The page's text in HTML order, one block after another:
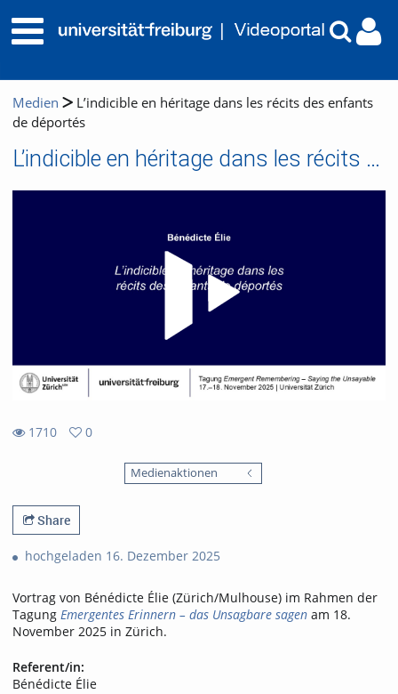
Medien
L’indicible en héritage dans les récits des enfants
de déportés
L’indicible en héritage dans les récits des enfants de déportés
1710
0
Medienaktionen
Share
hochgeladen 16. Dezember 2025
Vortrag von Bénédicte Élie (Zürich/Mulhouse) im Rahmen der
Tagung Emergentes Erinnern – das Unsagbare sagen am 18.
November 2025 in Zürich.
Referent/in:
Bénédicte Élie